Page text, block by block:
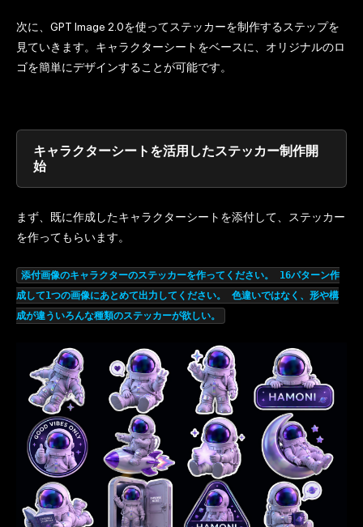
次に、GPT Image 2.0を使ってステッカーを制作するステップを
見ていきます。キャラクターシートをベースに、オリジナルのロ
ゴを簡単にデザインすることが可能です。
キャラクターシートを活用したステッカー制作開
始
まず、既に作成したキャラクターシートを添付して、ステッカー
を作ってもらいます。
添付画像のキャラクターのステッカーを作ってください。 16パターン作
成して1つの画像にあとめて出力してください。 色違いではなく、形や構
成が違ういろんな種類のステッカーが欲しい。